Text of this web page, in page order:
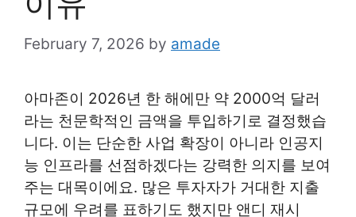
February 7, 2026 by amade
아마존이 2026년 한 해에만 약 2000억 달러
라는 천문학적인 금액을 투입하기로 결정했습
니다. 이는 단순한 사업 확장이 아니라 인공지
능 인프라를 선점하겠다는 강력한 의지를 보여
주는 대목이에요. 많은 투자자가 거대한 지출
규모에 우려를 표하기도 했지만 앤디 재시